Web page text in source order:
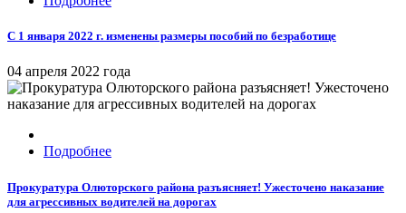
С 1 января 2022 г. изменены размеры пособий по безработице
04 апреля 2022 года
Подробнее
Прокуратура Олюторского района разъясняет! Ужесточено наказание
для агрессивных водителей на дорогах